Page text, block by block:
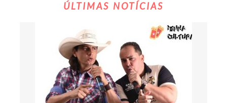
ÚLTIMAS NOTÍCIAS